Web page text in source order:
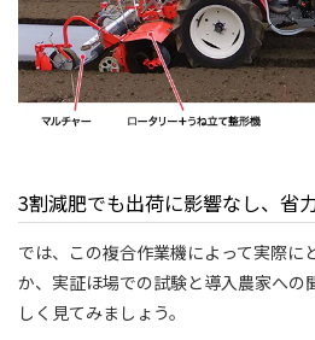
3割減肥でも出荷に影響なし、省
では、この複合作業機によって実際に
か、実証ほ場での試験と導入農家への
しく見てみましょう。